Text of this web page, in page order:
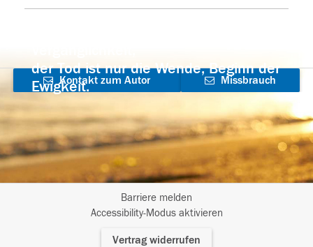
der Tod ist nur die Wende, Beginn der
Ewigkeit.
Kontakt zum Autor
aufnehmen
Missbrauch
Barriere melden
Accessibility-Modus aktivieren
Vertrag widerrufen